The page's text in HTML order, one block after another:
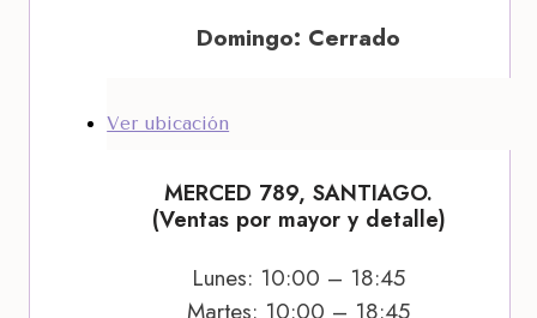
Domingo: Cerrado
Ver ubicación
MERCED 789, SANTIAGO.
(Ventas por mayor y detalle)
Lunes: 10:00 – 18:45